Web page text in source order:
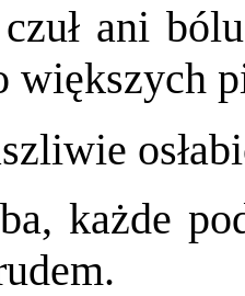
ani
większych
każde